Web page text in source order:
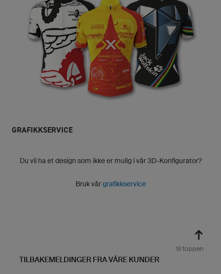
GRAFIKKSERVICE
Du vil ha et design som ikke er mulig i vår 3D-Konfigurator?
Bruk vårgrafikkservice
til toppen
TILBAKEMELDINGER FRA VÅRE KUNDER